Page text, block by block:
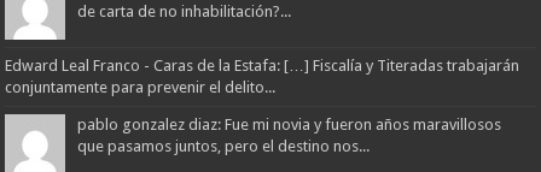
de carta de no inhabilitación?...
Edward Leal Franco - Caras de la Estafa: […] Fiscalía y Titeradas trabajarán
conjuntamente para prevenir el delito...
pablo gonzalez diaz: Fue mi novia y fueron años maravillosos
que pasamos juntos, pero el destino nos...